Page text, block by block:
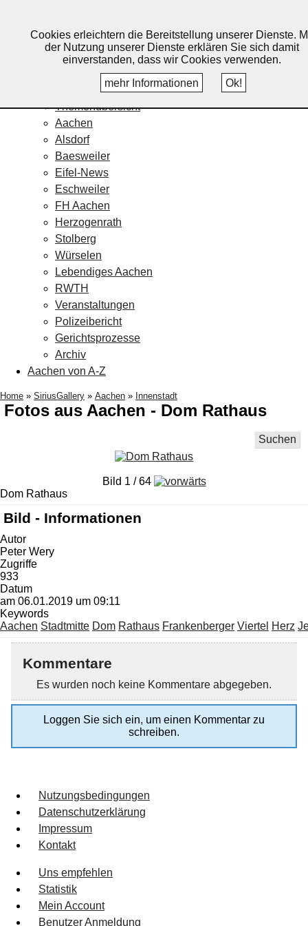
Home
Veranstaltungskalender
Themenübersicht
Aachen
Alsdorf
Baesweiler
Eifel-News
Eschweiler
FH Aachen
Herzogenrath
Stolberg
Würselen
Lebendiges Aachen
RWTH
Veranstaltungen
Polizeibericht
Gerichtsprozesse
Archiv
Aachen von A-Z
Home » SiriusGallery » Aachen » Innenstadt
Fotos aus Aachen - Dom Rathaus
Suchen
Bild 1 / 64
Dom Rathaus
Bild - Informationen
Autor
Peter Wery
Zugriffe
933
Datum
am 06.01.2019 um 09:11
Keywords
Aachen Stadtmitte Dom Rathaus Frankenberger Viertel Herz
Kommentare
Es wurden noch keine Kommentare abgegeben.
Loggen Sie sich ein, um einen Kommentar zu
schreiben.
Nutzungsbedingungen
Datenschutzerklärung
Impressum
Kontakt
Uns empfehlen
Statistik
Mein Account
Benutzer Anmeldung
Cookies erleichtern die Bereitstellung unserer Dienste.
der Nutzung unserer Dienste erklären Sie sich damit
einverstanden, dass wir Cookies verwenden.
mehr Informationen
Ok!